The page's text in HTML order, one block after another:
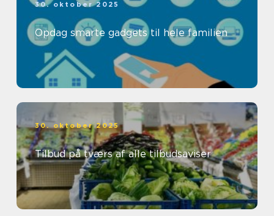
30. oktober 2025
Opdag smarte gadgets til hele familien
30. oktober 2025
Tilbud på tværs af alle tilbudsaviser